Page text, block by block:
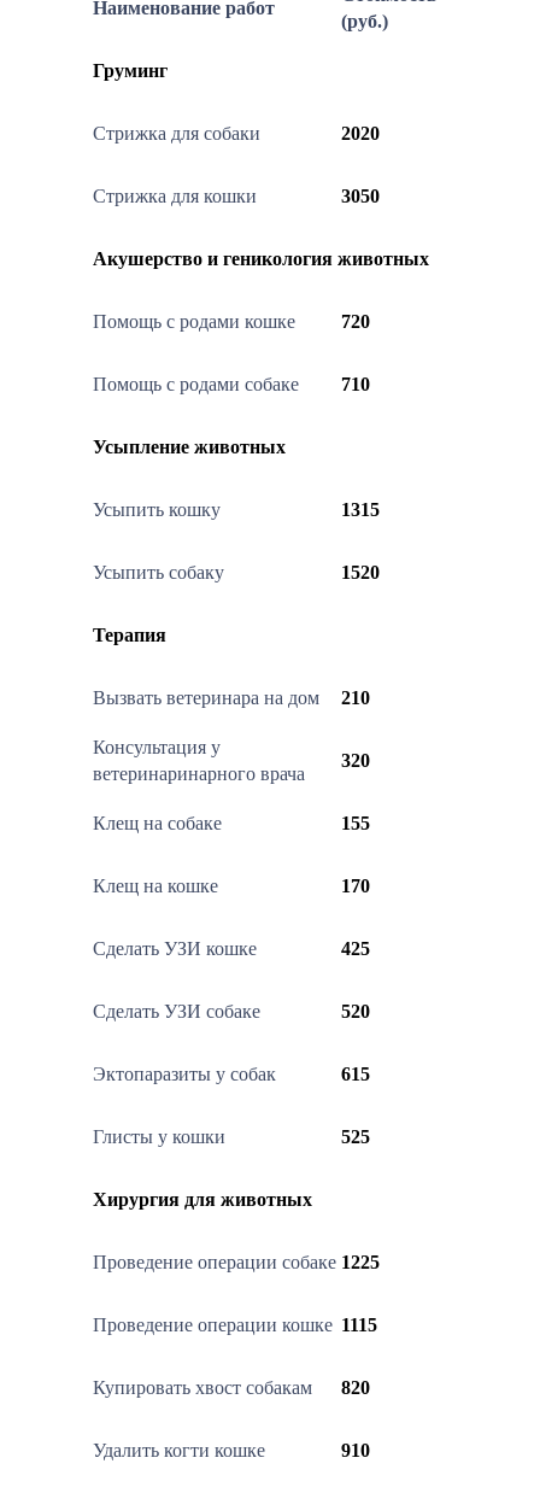
Наименование работ
(руб.)
Груминг
Стрижка для собаки 2020
Стрижка для кошки 3050
Акушерство и геникология животных
Помощь с родами кошке 720
Помощь с родами собаке 710
Усыпление животных
Усыпить кошку 1315
Усыпить собаку 1520
Терапия
Вызвать ветеринара на дом 210
Консультация у
ветеринаринарного врача
320
Клещ на собаке 155
Клещ на кошке 170
Сделать УЗИ кошке 425
Сделать УЗИ собаке 520
Эктопаразиты у собак 615
Глисты у кошки 525
Хирургия для животных
Проведение операции собаке 1225
Проведение операции кошке 1115
Купировать хвост собакам 820
Удалить когти кошке 910